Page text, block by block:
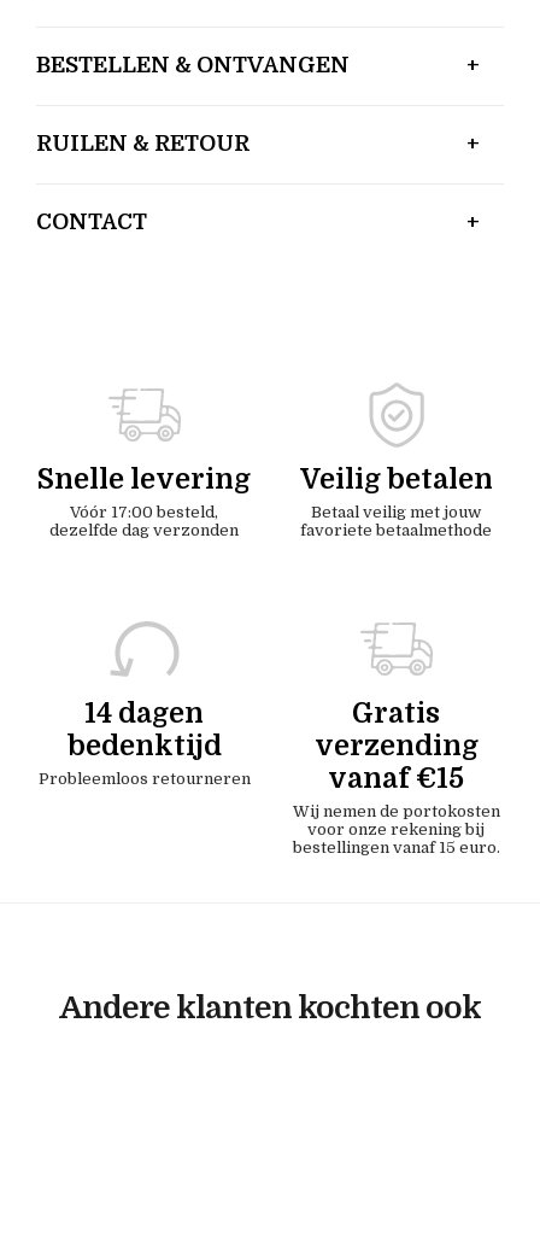
BESTELLEN & ONTVANGEN
RUILEN & RETOUR
CONTACT
Snelle levering
Vóór 17:00 besteld,
dezelfde dag verzonden
Veilig betalen
Betaal veilig met jouw
favoriete betaalmethode
14 dagen
bedenktijd
Probleemloos retourneren
Gratis
verzending
vanaf €15
Wij nemen de portokosten
voor onze rekening bij
bestellingen vanaf 15 euro.
Andere klanten kochten ook